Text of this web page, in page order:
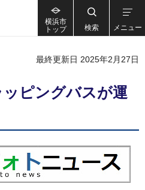
横浜市
トップ
検索 メニュー
最終更新日 2025年2月27日
ピングバスが運